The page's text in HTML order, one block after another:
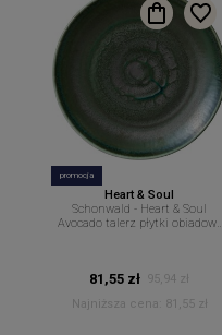
promocja
Heart & Soul
Schonwald - Heart & Soul
Avocado talerz płytki obiadowy
81,55 zł 95,94 zł
Najniższa cena:
81,55 zł